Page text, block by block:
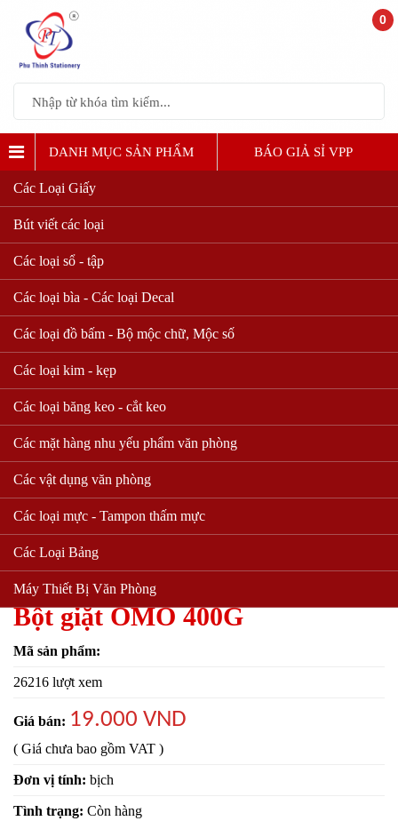
DANH MỤC SẢN PHẨM BÁO GIẢ SỈ VPP
Các Loại Giấy
Bút viết các loại
Các loại sổ - tập
Các loại bìa - Các loại Decal
Các loại đồ bấm - Bộ mộc chữ, Mộc số
Các loại kim - kẹp
Các loại băng keo - cắt keo
Các mặt hàng nhu yếu phẩm văn phòng
Các vật dụng văn phòng
Các loại mực - Tampon thấm mực
Các Loại Bảng
Máy Thiết Bị Văn Phòng
Bột giặt OMO 400G
Mã sản phẩm:
26216 lượt xem
Giá bán: 19.000 VND
( Giá chưa bao gồm VAT )
Đơn vị tính: bịch
Tình trạng: Còn hàng
0